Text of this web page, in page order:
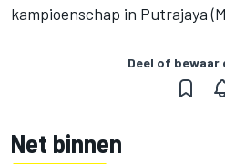
kampioenschap in Putrajaya
Deel of
Net binnen